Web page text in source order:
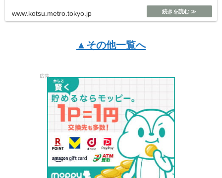
www.kotsu.metro.tokyo.jp
▲その他一覧へ
広告